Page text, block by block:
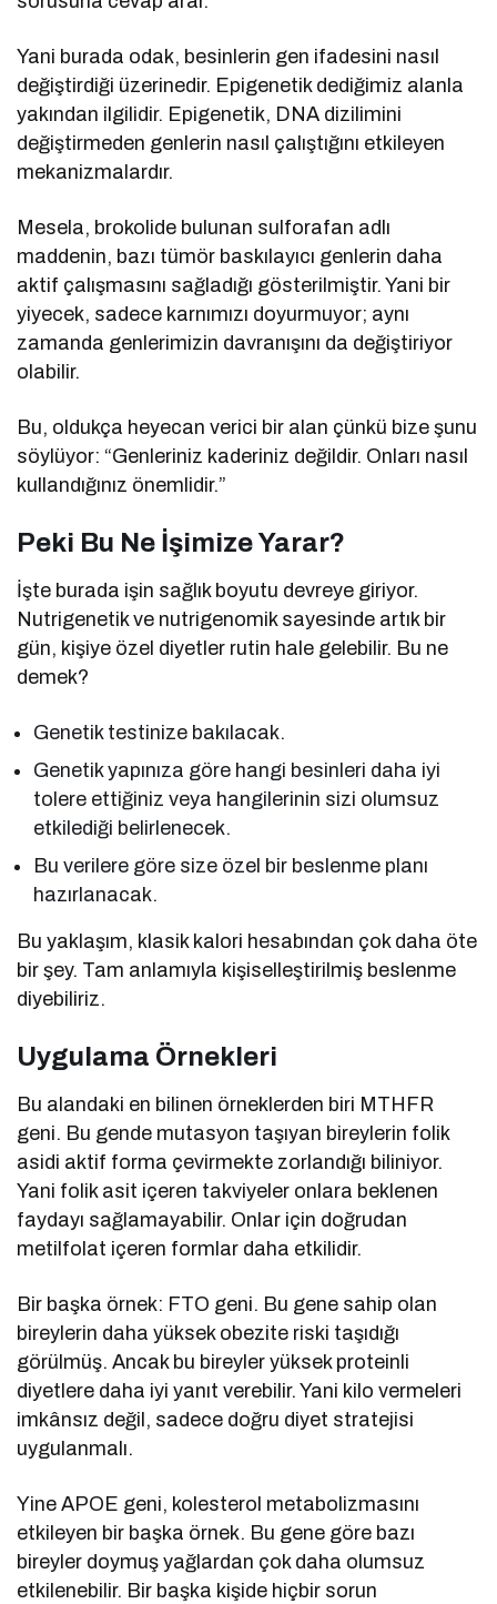
Yani burada odak, besinlerin gen ifadesini nasıl
değiştirdiği üzerinedir. Epigenetik dediğimiz alanla
yakından ilgilidir. Epigenetik, DNA dizilimini
değiştirmeden genlerin nasıl çalıştığını etkileyen
mekanizmalardır.
Mesela, brokolide bulunan sulforafan adlı
maddenin, bazı tümör baskılayıcı genlerin daha
aktif çalışmasını sağladığı gösterilmiştir. Yani bir
yiyecek, sadece karnımızı doyurmuyor; aynı
zamanda genlerimizin davranışını da değiştiriyor
olabilir.
Bu, oldukça heyecan verici bir alan çünkü bize şunu
söylüyor: “Genleriniz kaderiniz değildir. Onları nasıl
kullandığınız önemlidir.”
Peki Bu Ne İşimize Yarar?
İşte burada işin sağlık boyutu devreye giriyor.
Nutrigenetik ve nutrigenomik sayesinde artık bir
gün, kişiye özel diyetler rutin hale gelebilir. Bu ne
demek?
Genetik testinize bakılacak.
Genetik yapınıza göre hangi besinleri daha iyi
tolere ettiğiniz veya hangilerinin sizi olumsuz
etkilediği belirlenecek.
Bu verilere göre size özel bir beslenme planı
hazırlanacak.
Bu yaklaşım, klasik kalori hesabından çok daha öte
bir şey. Tam anlamıyla kişiselleştirilmiş beslenme
diyebiliriz.
Uygulama Örnekleri
Bu alandaki en bilinen örneklerden biri MTHFR
geni. Bu gende mutasyon taşıyan bireylerin folik
asidi aktif forma çevirmekte zorlandığı biliniyor.
Yani folik asit içeren takviyeler onlara beklenen
faydayı sağlamayabilir. Onlar için doğrudan
metilfolat içeren formlar daha etkilidir.
Bir başka örnek: FTO geni. Bu gene sahip olan
bireylerin daha yüksek obezite riski taşıdığı
görülmüş. Ancak bu bireyler yüksek proteinli
diyetlere daha iyi yanıt verebilir. Yani kilo vermeleri
imkânsız değil, sadece doğru diyet stratejisi
uygulanmalı.
Yine APOE geni, kolesterol metabolizmasını
etkileyen bir başka örnek. Bu gene göre bazı
bireyler doymuş yağlardan çok daha olumsuz
etkilenebilir. Bir başka kişide hiçbir sorun